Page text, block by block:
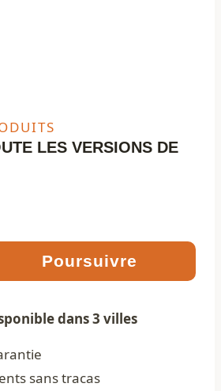
LES VERSIONS DE
Poursuivre
dans 3 villes
sans tracas